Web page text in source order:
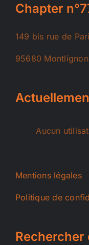
Chapter
149 bis rue de
95680 Montlignon
Aucun
Mentions légales
Politique de
Rechercher